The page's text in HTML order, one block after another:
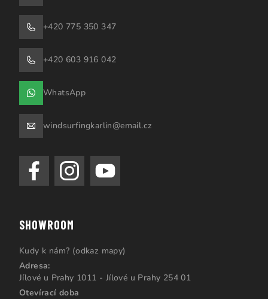
+420 775 350 347
+420 603 916 042
WhatsApp
windsurfingkarlin@email.cz
SHOWROOM
Kudy k nám? (odkaz mapy)
Adresa:
Jílové u Prahy 1011 - Jílové u Prahy 254 01
Otevírací doba